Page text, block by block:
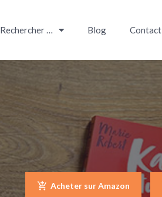
Rechercher … Blog Contact
Acheter sur Amazon